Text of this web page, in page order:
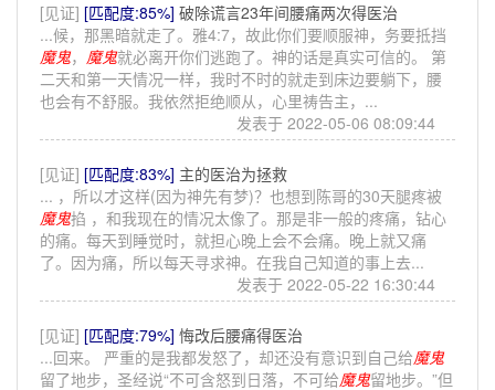
[见证] [匹配度:85%] 破除谎言23年间腰痛两次得医治
...候，那黑暗就走了。雅4:7，故此你们要顺服神，务要抵挡
魔鬼， 魔鬼就必离开你们逃跑了。神的话是真实可信的。 第
二天和第一天情况一样，我时不时的就走到床边要躺下，腰
也会有不舒服。我依然拒绝顺从，心里祷告主，...
发表于 2022-05-06 08:09:44
[见证] [匹配度:83%] 主的医治为拯救
... ，所以才这样(因为神先有梦)？也想到陈哥的30天腿疼被
魔鬼掐 ，和我现在的情况太像了。那是非一般的疼痛，钻心
的痛。每天到睡觉时，就担心晚上会不会痛。晚上就又痛
了。因为痛，所以每天寻求神。在我自己知道的事上去...
发表于 2022-05-22 16:30:44
[见证] [匹配度:79%] 悔改后腰痛得医治
...回来。 严重的是我都发怒了，却还没有意识到自己给魔鬼
留了地步，圣经说“不可含怒到日落，不可给魔鬼留地步。”但